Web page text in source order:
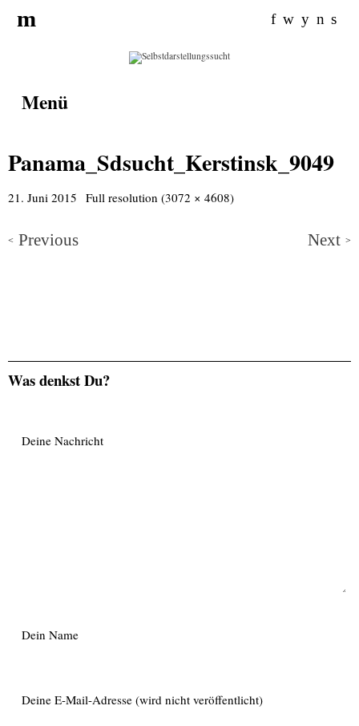
f w y n s
m
Menü
Panama_Sdsucht_Kerstinsk_9049
21. Juni 2015 Full resolution (3072 × 4608)
< Previous Next >
Was denkst Du?